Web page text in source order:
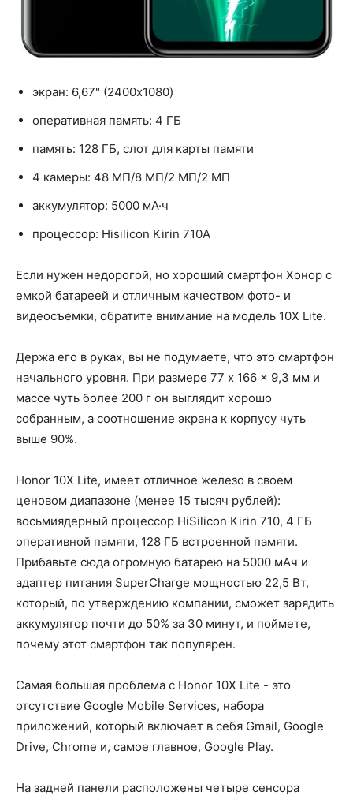
экран: 6,67" (2400x1080)
оперативная память: 4 ГБ
память: 128 ГБ, слот для карты памяти
4 камеры: 48 МП/8 МП/2 МП/2 МП
аккумулятор: 5000 мА·ч
процессор: Hisilicon Kirin 710A
Если нужен недорогой, но хороший смартфон Хонор с
емкой батареей и отличным качеством фото- и
видеосъемки, обратите внимание на модель 10X Lite.
Держа его в руках, вы не подумаете, что это смартфон
начального уровня. При размере 77 x 166 x 9,3 мм и
массе чуть более 200 г он выглядит хорошо
собранным, а соотношение экрана к корпусу чуть
выше 90%.
Honor 10X Lite, имеет отличное железо в своем
ценовом диапазоне (менее 15 тысяч рублей):
восьмиядерный процессор HiSilicon Kirin 710, 4 ГБ
оперативной памяти, 128 ГБ встроенной памяти.
Прибавьте сюда огромную батарею на 5000 мАч и
адаптер питания SuperCharge мощностью 22,5 Вт,
который, по утверждению компании, сможет зарядить
аккумулятор почти до 50% за 30 минут, и поймете,
почему этот смартфон так популярен.
Самая большая проблема с Honor 10X Lite - это
отсутствие Google Mobile Services, набора
приложений, который включает в себя Gmail, Google
Drive, Chrome и, самое главное, Google Play.
На задней панели расположены четыре сенсора